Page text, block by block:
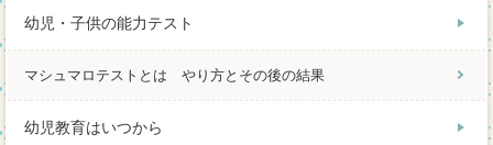
幼児・子供の能力テスト
マシュマロテストとは やり方とその後の結果
幼児教育はいつから